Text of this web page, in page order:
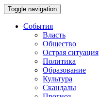
Toggle navigation
События
Власть
Общество
Острая ситуация
Политика
Образование
Культура
Скандалы